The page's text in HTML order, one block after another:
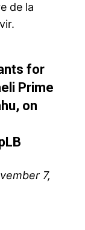
de la
for
Prime
on
7,